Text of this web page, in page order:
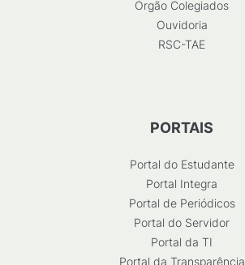
Órgão Colegiados
Ouvidoria
RSC-TAE
PORTAIS
Portal do Estudante
Portal Integra
Portal de Periódicos
Portal do Servidor
Portal da TI
Portal da Transparência